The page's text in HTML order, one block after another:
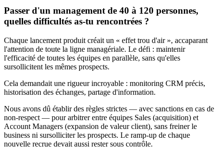
Passer d'un management de 40 à 120 personnes,
quelles difficultés as-tu rencontrées ?
Chaque lancement produit créait un « effet trou d'air », accaparant
l'attention de toute la ligne managériale. Le défi : maintenir
l'efficacité de toutes les équipes en parallèle, sans qu'elles
sursollicitent les mêmes prospects.
Cela demandait une rigueur incroyable : monitoring CRM précis,
historisation des échanges, partage d'information.
Nous avons dû établir des règles strictes — avec sanctions en cas de
non-respect — pour arbitrer entre équipes Sales (acquisition) et
Account Managers (expansion de valeur client), sans freiner le
business ni sursolliciter les prospects. Le ramp-up de chaque
nouvelle recrue devait aussi rester sous contrôle.